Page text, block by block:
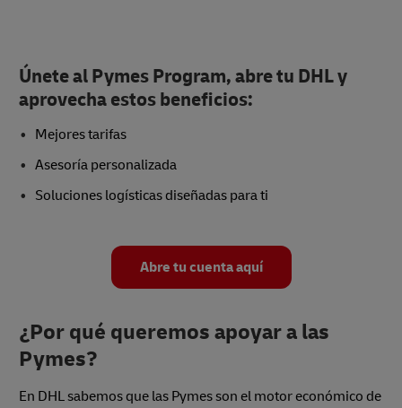
Únete al Pymes Program, abre tu DHL y
aprovecha estos beneficios:
Mejores tarifas
Asesoría personalizada
Soluciones logísticas diseñadas para ti
Abre tu cuenta aquí
¿Por qué queremos apoyar a las
Pymes?
En DHL sabemos que las Pymes son el motor económico de